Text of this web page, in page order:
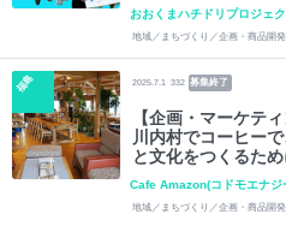
おおくまハチドリプロジェ
地域／まちづくり／企画・商品開
福島 2025.7.1 332 募集終了
【企画・マーケテ
川内村でコーヒー
と文化をつくるた
れる学生を募集!
Cafe Amazon(コドモエナジ
地域／まちづくり／企画・商品開